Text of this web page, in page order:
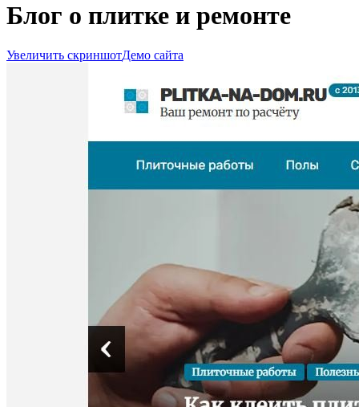
Блог о плитке и ремонте
Увеличить скриншотДемо сайта